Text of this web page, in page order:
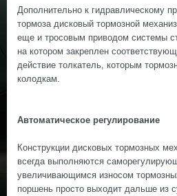
Дополнительно к гидравлическому
тормоза дисковый тормозной
еще и тросовым приводом системы
на котором закреплен
действие толкатель, которым
колодкам.
Автоматическое регулирование
Конструкции дисковых тормозных
всегда выполняются
увеличивающимся износом
поршень просто выходит дальше из